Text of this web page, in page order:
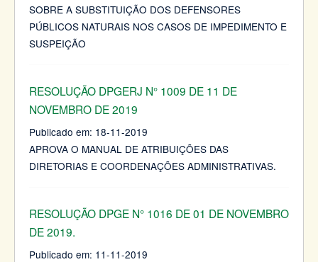
SOBRE A SUBSTITUIÇÃO DOS DEFENSORES
PÚBLICOS NATURAIS NOS CASOS DE IMPEDIMENTO E
SUSPEIÇÃO
RESOLUÇÃO DPGERJ N° 1009 DE 11 DE
NOVEMBRO DE 2019
Publicado em: 18-11-2019
APROVA O MANUAL DE ATRIBUIÇÕES DAS
DIRETORIAS E COORDENAÇÕES ADMINISTRATIVAS.
RESOLUÇÃO DPGE N° 1016 DE 01 DE NOVEMBRO
DE 2019.
Publicado em: 11-11-2019